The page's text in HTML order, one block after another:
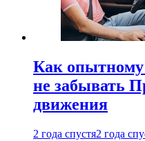
Как
не забывать
движения
2 года спустя2 года